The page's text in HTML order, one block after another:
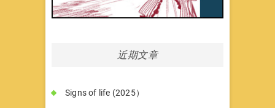
近期文章
Signs of life (2025）